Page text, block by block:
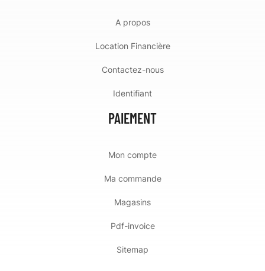
A propos
Location Financière
Contactez-nous
Identifiant
PAIEMENT
Mon compte
Ma commande
Magasins
Pdf-invoice
Sitemap